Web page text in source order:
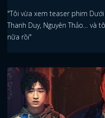
"Tôi vừa xem teaser phim Dưới
Thanh Duy, Nguyên Thảo… và
nữa rồi"